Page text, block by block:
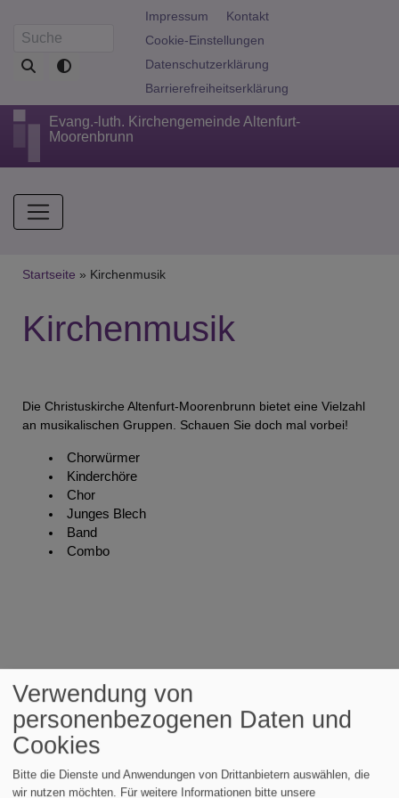
zum
Suche
Fußbereichsmenü
Impressum
Kontakt
Cookie-Einstellungen
Datenschutzerklärung
Barrierefreiheitserklärung
Evang.-luth. Kirchengemeinde Altenfurt-
Moorenbrunn
Hauptnavigation
Breadcrumb
Startseite Kirchenmusik
Kirchenmusik
Die Christuskirche Altenfurt-Moorenbrunn bietet eine Vielzahl
an musikalischen Gruppen. Schauen Sie doch mal vorbei!
Chorwürmer
Kinderchöre
Chor
Junges Blech
Band
Combo
Tageslosung
Der HERR hat seinen Thron im Himmel errichtet, und sein
Verwendung von
personenbezogenen Daten und
Cookies
Bitte die Dienste und Anwendungen von Drittanbietern auswählen, die
wir nutzen möchten. Für weitere Informationen bitte unsere